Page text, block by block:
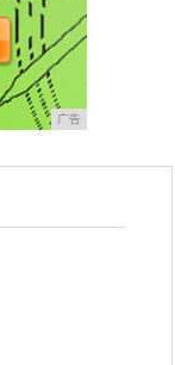
广告